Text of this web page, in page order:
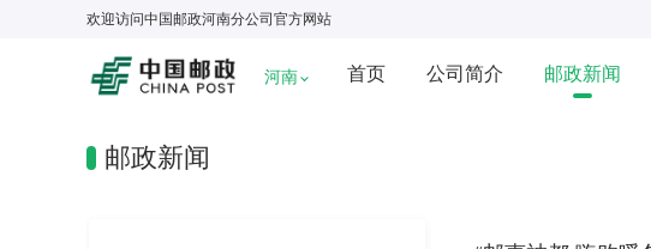
欢迎访问中国邮政河南分公司 官方网站
河南 首页 公司简介 邮政新闻
邮政新闻